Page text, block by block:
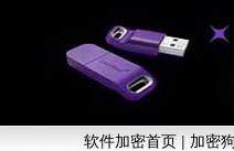
软件加密首页 | 加密狗